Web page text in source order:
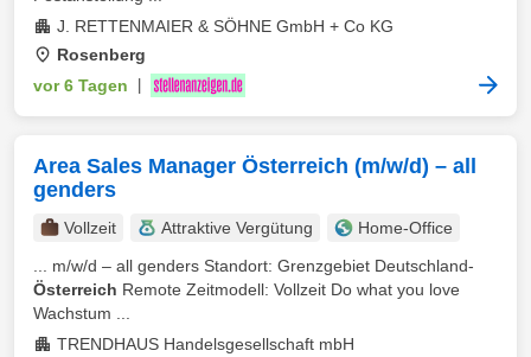
J. RETTENMAIER & SÖHNE GmbH + Co KG
Rosenberg
vor 6 Tagen
Area Sales Manager Österreich (m/w/d) – all
genders
Vollzeit Attraktive Vergütung
Home-Office
... m/w/d – all genders Standort: Grenzgebiet Deutschland-
Österreich Remote Zeitmodell: Vollzeit Do what you love
Wachstum ...
TRENDHAUS Handelsgesellschaft mbH